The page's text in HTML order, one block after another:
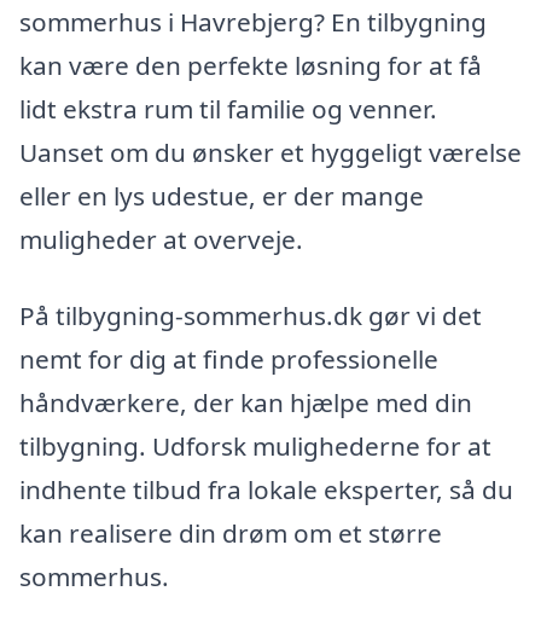
sommerhus i Havrebjerg? En tilbygning
kan være den perfekte løsning for at få
lidt ekstra rum til familie og venner.
Uanset om du ønsker et hyggeligt værelse
eller en lys udestue, er der mange
muligheder at overveje.
På tilbygning-sommerhus.dk gør vi det
nemt for dig at finde professionelle
håndværkere, der kan hjælpe med din
tilbygning. Udforsk mulighederne for at
indhente tilbud fra lokale eksperter, så du
kan realisere din drøm om et større
sommerhus.